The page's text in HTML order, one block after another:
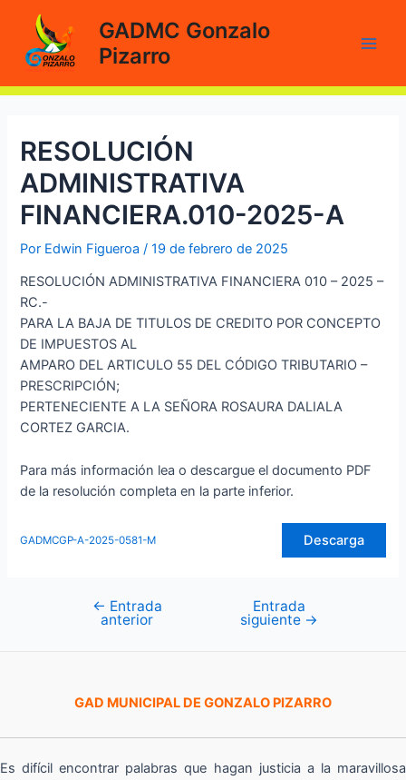
contenido
GADMC Gonzalo
Pizarro
RESOLUCIÓN
ADMINISTRATIVA
FINANCIERA.010-2025-A
Por Edwin Figueroa/19 de febrero de 2025
RESOLUCIÓN ADMINISTRATIVA FINANCIERA 010 – 2025 –
RC.-
PARA LA BAJA DE TITULOS DE CREDITO POR CONCEPTO
DE IMPUESTOS AL
AMPARO DEL ARTICULO 55 DEL CÓDIGO TRIBUTARIO –
PRESCRIPCIÓN;
PERTENECIENTE A LA SEÑORA ROSAURA DALIALA
CORTEZ GARCIA.
Para más información lea o descargue el documento PDF
de la resolución completa en la parte inferior.
GADMCGP-A-2025-0581-M Descarga
Navegación
← Entrada
anterior
Entrada
siguiente →
GAD MUNICIPAL DE GONZALO PIZARRO
Es difícil encontrar palabras que hagan justicia a la maravillosa